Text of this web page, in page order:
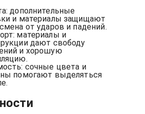
дополнительные
и материалы защищают
от ударов и падений.
материалы и
дают свободу
и хорошую
сочные цвета и
помогают выделяться